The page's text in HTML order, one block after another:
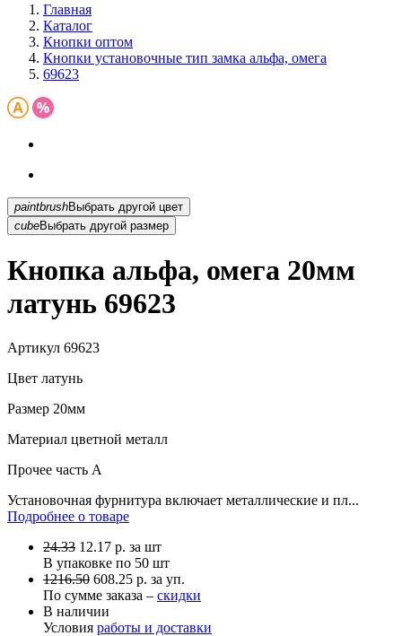
Главная
Каталог
Кнопки оптом
Кнопки установочные тип замка альфа, омега
69623
paintbrush
Выбрать другой цвет
cubeВыбрать другой размер
Кнопка альфа, омега 20мм
латунь 69623
Артикул 69623
Цвет латунь
Размер 20мм
Материал цветной металл
Прочее часть A
Установочная фурнитура включает металлические и пл...
Подробнее о товаре
24.33 12.17 р. за шт
В упаковке по 50 шт
1216.50 608.25 р. за уп.
По сумме заказа – скидки
В наличии
Условия работы и доставки